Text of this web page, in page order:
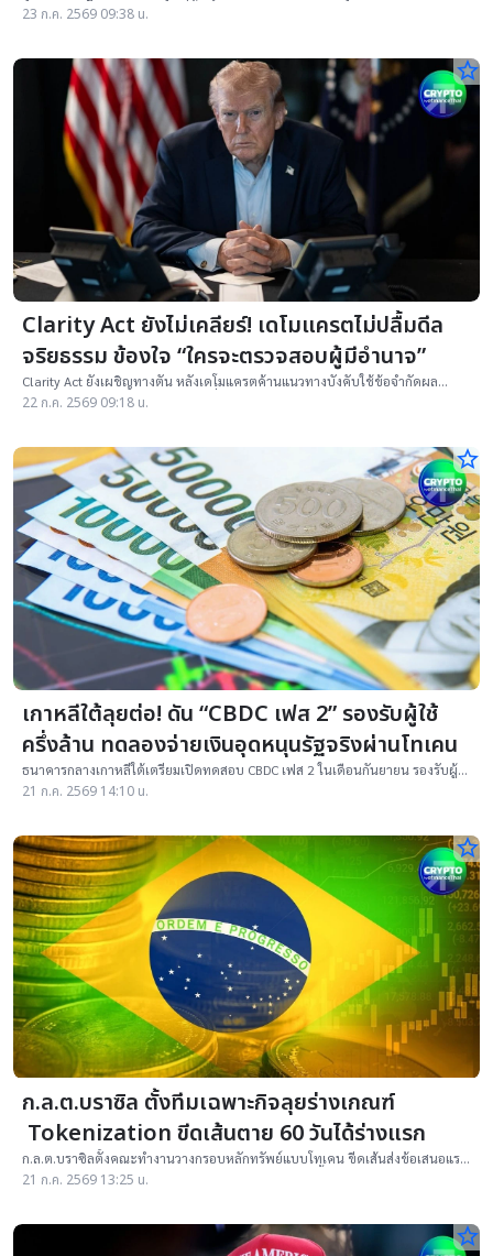
ซอฟต์แวร์ พร้อมกฎจริยธรรมที่สิ้นผลในปี 2029
23 ก.ค. 2569 09:38 น.
star_border
Clarity Act ยังไม่เคลียร์! เดโมแครตไม่ปลื้มดีล
จริยธรรม ข้องใจ “ใครจะตรวจสอบผู้มีอำนาจ”
Clarity Act ยังเผชิญทางตัน หลังเดโมแครตค้านแนวทางบังคับใช้ข้อจำกัดผล
ประโยชน์ทับซ้อน แม้ทรัมป์ยอมรับเงื่อนไขด้านจริยธรรมบางส่วนแล้ว
22 ก.ค. 2569 09:18 น.
star_border
เกาหลีใต้ลุยต่อ! ดัน “CBDC เฟส 2” รองรับผู้ใช้
ครึ่งล้าน ทดลองจ่ายเงินอุดหนุนรัฐจริงผ่านโทเคน
ธนาคารกลางเกาหลีใต้เตรียมเปิดทดสอบ CBDC เฟส 2 ในเดือนกันยายน รองรับผู้
ใช้สูงสุด 500,000 คน พร้อมทดลองจ่ายเงินอุดหนุนรัฐ
21 ก.ค. 2569 14:10 น.
star_border
ก.ล.ต.บราซิล ตั้งทีมเฉพาะกิจลุยร่างเกณฑ์
Tokenization ขีดเส้นตาย 60 วันได้ร่างแรก
ก.ล.ต.บราซิลตั้งคณะทำงานวางกรอบหลักทรัพย์แบบโทเคน ขีดเส้นส่งข้อเสนอแรก
ใน 60 วัน ครอบคลุมการจดทะเบียน การเก็บรักษา การซื้อขาย
21 ก.ค. 2569 13:25 น.
star_border